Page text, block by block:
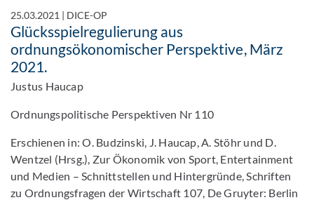
25.03.2021 | DICE-OP
Glücksspielregulierung aus
ordnungsökonomischer Perspektive, März
2021.
Justus Haucap
Ordnungspolitische Perspektiven Nr 110
Erschienen in: O. Budzinski, J. Haucap, A. Stöhr und D.
Wentzel (Hrsg.), Zur Ökonomik von Sport, Entertainment
und Medien – Schnittstellen und Hintergründe, Schriften
zu Ordnungsfragen der Wirtschaft 107, De Gruyter: Berlin